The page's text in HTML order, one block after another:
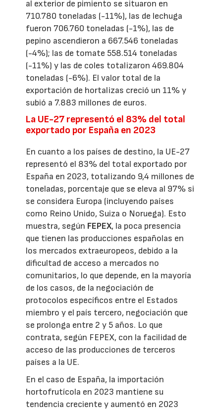
al exterior de pimiento se situaron en
710.780 toneladas (-11%), las de lechuga
fueron 706.760 toneladas (-1%), las de
pepino ascendieron a 667.546 toneladas
(-4%); las de tomate 558.514 toneladas
(-11%) y las de coles totalizaron 469.804
toneladas (-6%). El valor total de la
exportación de hortalizas creció un 11% y
subió a 7.883 millones de euros.
La UE-27 representó el 83% del total
exportado por España en 2023
En cuanto a los países de destino, la UE-27
representó el 83% del total exportado por
España en 2023, totalizando 9,4 millones de
toneladas, porcentaje que se eleva al 97% si
se considera Europa (incluyendo países
como Reino Unido, Suiza o Noruega). Esto
muestra, según FEPEX, la poca presencia
que tienen las producciones españolas en
los mercados extraeuropeos, debido a la
dificultad de acceso a mercados no
comunitarios, lo que depende, en la mayoría
de los casos, de la negociación de
protocolos específicos entre el Estados
miembro y el país tercero, negociación que
se prolonga entre 2 y 5 años. Lo que
contrata, según FEPEX, con la facilidad de
acceso de las producciones de terceros
países a la UE.
En el caso de España, la importación
hortofrutícola en 2023 mantiene su
tendencia creciente y aumentó en 2023